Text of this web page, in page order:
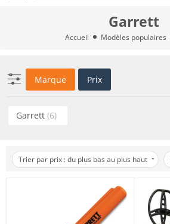
Garrett
Accueil Modèles populaires
Marque Prix
Garrett (6)
Trier par prix : du plus bas au plus haut